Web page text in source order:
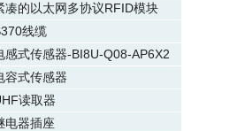
凑的以太网多协议RFID模块
线缆
感式传感器-BI8U-Q08-AP6X2
容式传感器
读取器
电器插座